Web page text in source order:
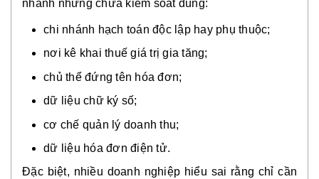
nhanh nhưng chưa kiểm soát đúng:
chi nhánh hạch toán độc lập hay phụ thuộc;
nơi kê khai thuế giá trị gia tăng;
chủ thể đứng tên hóa đơn;
dữ liệu chữ ký số;
cơ chế quản lý doanh thu;
dữ liệu hóa đơn điện tử.
Đặc biệt, nhiều doanh nghiệp hiểu sai rằng chỉ cần